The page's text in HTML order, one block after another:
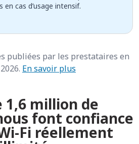
en cas d’usage intensif.
publiées par les prestataires en
En savoir plus
1,6 million de
font confiance
Fi réellement